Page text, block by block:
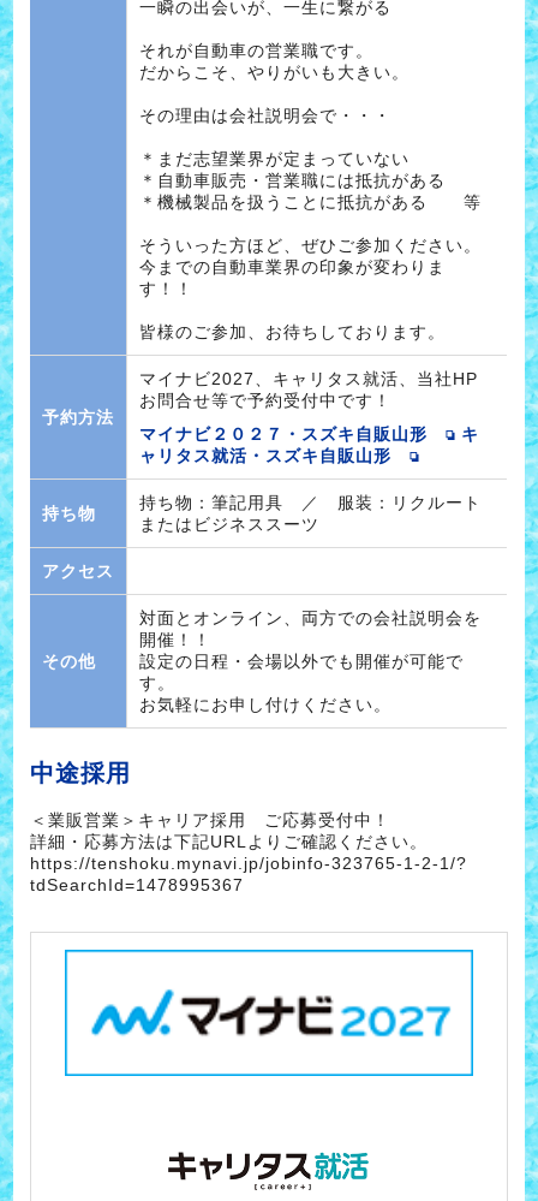
一瞬の出会いが、一生に繋がる
それが自動車の営業職です。
だからこそ、やりがいも大きい。
その理由は会社説明会で・・・
＊まだ志望業界が定まっていない
＊自動車販売・営業職には抵抗がある
＊機械製品を扱うことに抵抗がある 等
そういった方ほど、ぜひご参加ください。
今までの自動車業界の印象が変わりま
す！！
皆様のご参加、お待ちしております。
予約方法
マイナビ2027、キャリタス就活、当社HP
お問合せ等で予約受付中です！
マイナビ２０２７・スズキ自販山形
キ
ャリタス就活・スズキ自販山形
持ち物
持ち物：筆記用具 ／ 服装：リクルート
またはビジネススーツ
アクセス
その他
対面とオンライン、両方での会社説明会を
開催！！
設定の日程・会場以外でも開催が可能で
す。
お気軽にお申し付けください。
中途採用
＜業販営業＞キャリア採用 ご応募受付中！
詳細・応募方法は下記URLよりご確認ください。
https://tenshoku.mynavi.jp/jobinfo-323765-1-2-1/?
tdSearchId=1478995367